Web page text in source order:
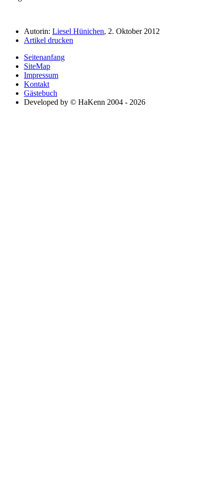
Autorin: Liesel Hünichen, 2. Oktober 2012
Artikel drucken
Seitenanfang
SiteMap
Impressum
Kontakt
Gästebuch
Developed by © HaKenn 2004 - 2026